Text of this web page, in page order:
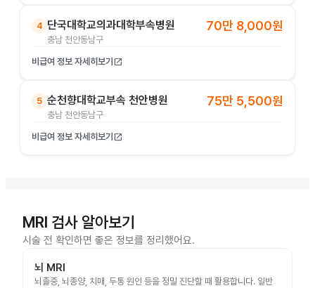
4 단국대학교의과대학부속병원
충남 천안동남구
70만 8,000원
비급여 정보 자세히보기 open_in_new
5 순천향대학교부속 천안병원
충남 천안동남구
75만 5,500원
비급여 정보 자세히보기 open_in_new
MRI 검사 알아보기
시술 전 확인하면 좋은 정보를 정리했어요.
뇌 MRI
뇌졸중, 뇌종양, 치매, 두통 원인 등을 정밀 진단할 때 활용합니다. 일반